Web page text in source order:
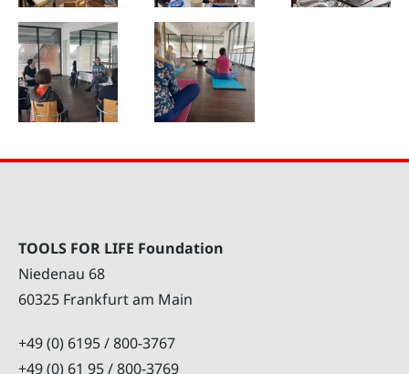
TOOLS FOR LIFE Foundation
Niedenau 68
60325 Frankfurt am Main
+49 (0) 6195 / 800-3767
+49 (0) 61 95 / 800-3769